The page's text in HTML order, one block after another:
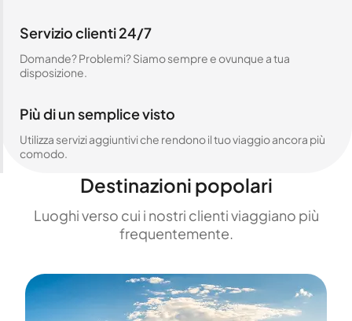
Servizio clienti 24/7
Domande? Problemi? Siamo sempre e ovunque a tua
disposizione.
Più di un semplice visto
Utilizza servizi aggiuntivi che rendono il tuo viaggio ancora più
comodo.
Destinazioni popolari
Luoghi verso cui i nostri clienti viaggiano più
frequentemente.